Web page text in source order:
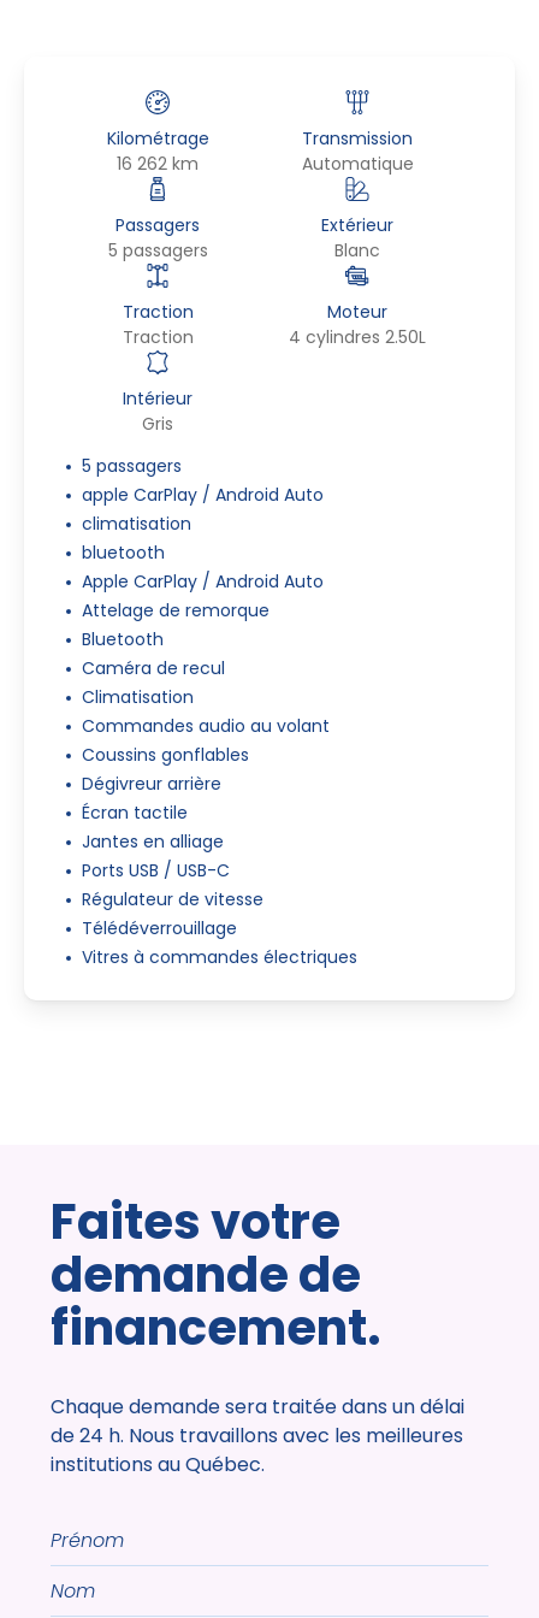
Kilométrage
16 262 km
Transmission
Automatique
Passagers
5 passagers
Extérieur
Blanc
Traction
Traction
Moteur
4 cylindres 2.50L
Intérieur
Gris
5 passagers
apple CarPlay / Android Auto
climatisation
bluetooth
Apple CarPlay / Android Auto
Attelage de remorque
Bluetooth
Caméra de recul
Climatisation
Commandes audio au volant
Coussins gonflables
Dégivreur arrière
Écran tactile
Jantes en alliage
Ports USB / USB-C
Régulateur de vitesse
Télédéverrouillage
Vitres à commandes électriques
Faites votre
demande de
financement.
Chaque demande sera traitée dans un délai
de 24 h. Nous travaillons avec les meilleures
institutions au Québec.
Prénom
Nom